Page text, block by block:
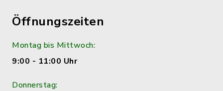
Öffnungszeiten
Montag bis Mittwoch:
9:00 - 11:00 Uhr
Donnerstag: